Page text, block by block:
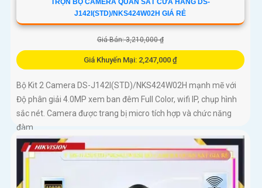
TRỌN BỘ CAMERA QUAN SÁT CỬA HÀNG DS-
J142I(STD)/NKS424W02H GIÁ RẺ
Giá Bán: 3,210,000 ₫
Giá Khuyến Mại: 2,247,000 ₫
Bộ Kit 2 Camera DS-J142I(STD)/NKS424W02H mạnh mẽ với
Độ phân giải 4.0MP xem ban đêm Full Color, wifi IP, chụp hình
sắc nét. Camera được trang bị micro tích hợp và chức năng
đàm...